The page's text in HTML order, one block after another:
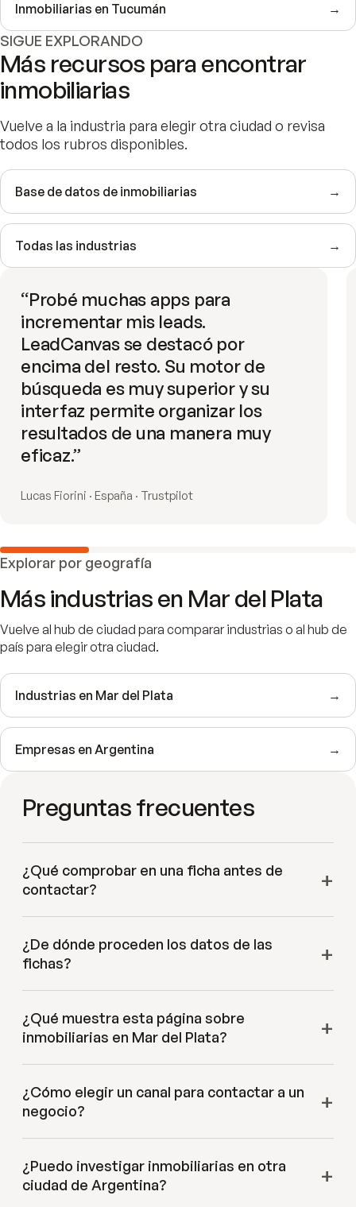
Inmobiliarias en Tucumán →
SIGUE EXPLORANDO
Más recursos para encontrar
inmobiliarias
Vuelve a la industria para elegir otra ciudad o revisa
todos los rubros disponibles.
Base de datos de inmobiliarias →
Todas las industrias →
“Probé muchas apps para
incrementar mis leads.
LeadCanvas se destacó por
encima del resto. Su motor de
búsqueda es muy superior y su
interfaz permite organizar los
resultados de una manera muy
eficaz.”
Lucas Fiorini · España · Trustpilot
Explorar por geografía
Más industrias en Mar del Plata
Vuelve al hub de ciudad para comparar industrias o al hub de
país para elegir otra ciudad.
Industrias en Mar del Plata →
Empresas en Argentina →
Preguntas frecuentes
¿Qué comprobar en una ficha antes de
contactar?
¿De dónde proceden los datos de las
fichas?
¿Qué muestra esta página sobre
inmobiliarias en Mar del Plata?
¿Cómo elegir un canal para contactar a un
negocio?
¿Puedo investigar inmobiliarias en otra
ciudad de Argentina?